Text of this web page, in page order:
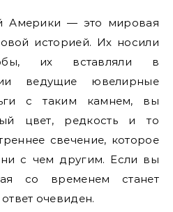
Америки — это мировая
историей. Их носили
их вставляли в
ведущие ювелирные
с таким камнем, вы
цвет, редкость и то
свечение, которое
ни с чем другим. Если вы
со временем станет
очевиден.